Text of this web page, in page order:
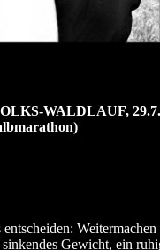
WALDLAUF,
Gewicht, ein